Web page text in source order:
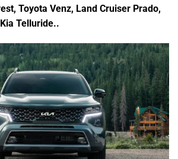
Toyota Venz, Land Cruiser Prado,
Telluride..